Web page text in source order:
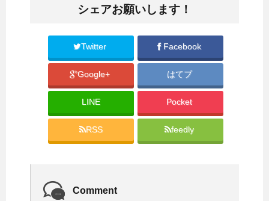
シェアお願いします！
Twitter Facebook
Google+ はてブ
LINE Pocket
RSS feedly
Comment